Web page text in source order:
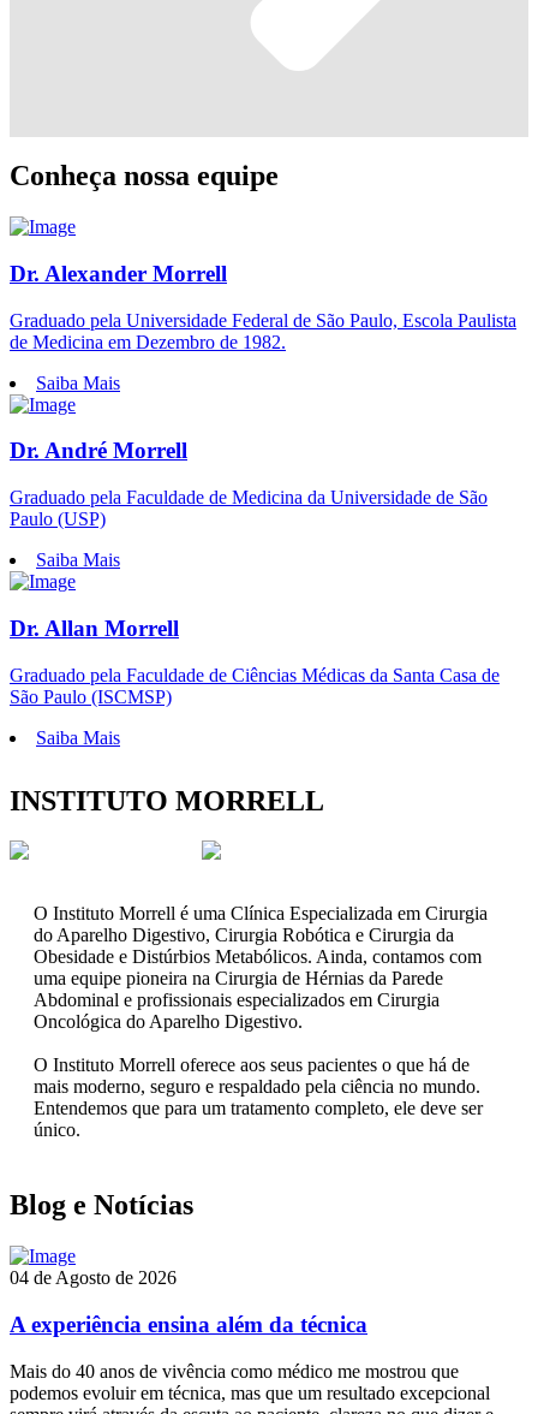
Conheça nossa equipe
Dr. Alexander Morrell
Graduado pela Universidade Federal de São Paulo, Escola Paulista
de Medicina em Dezembro de 1982.
Saiba Mais
Dr. André Morrell
Graduado pela Faculdade de Medicina da Universidade de São
Paulo (USP)
Saiba Mais
Dr. Allan Morrell
Graduado pela Faculdade de Ciências Médicas da Santa Casa de
São Paulo (ISCMSP)
Saiba Mais
INSTITUTO MORRELL
O Instituto Morrell é uma Clínica Especializada em Cirurgia
do Aparelho Digestivo, Cirurgia Robótica e Cirurgia da
Obesidade e Distúrbios Metabólicos. Ainda, contamos com
uma equipe pioneira na Cirurgia de Hérnias da Parede
Abdominal e profissionais especializados em Cirurgia
Oncológica do Aparelho Digestivo.
O Instituto Morrell oferece aos seus pacientes o que há de
mais moderno, seguro e respaldado pela ciência no mundo.
Entendemos que para um tratamento completo, ele deve ser
único.
Blog e Notícias
04 de Agosto de 2026
A experiência ensina além da técnica
Mais do 40 anos de vivência como médico me mostrou que
podemos evoluir em técnica, mas que um resultado excepcional